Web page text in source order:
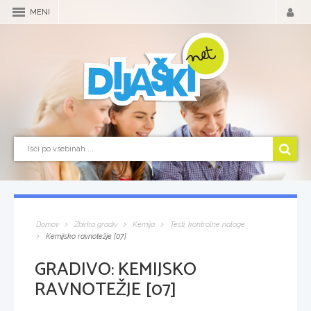
MENI
Domov Zbirka gradiv Kemija
Testi, kontrolne naloge
Kemijsko ravnotežje [07]
GRADIVO:KEMIJSKO
RAVNOTEŽJE [07]